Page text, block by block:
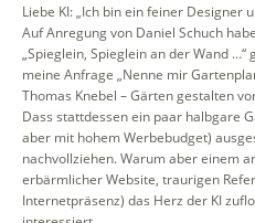
Liebe KI: „Ich bin ein feiner Designer
Auf Anregung von Daniel Schuch
„Spieglein, Spieglein an der Wand
meine Anfrage „Nenne mir
Thomas Knebel – Gärten gestalten
Dass stattdessen ein paar halbgare
aber mit hohem Werbebudget)
nachvollziehen. Warum aber einem
erbärmlicher Website, traurigen
Internetpräsenz) das Herz der KI